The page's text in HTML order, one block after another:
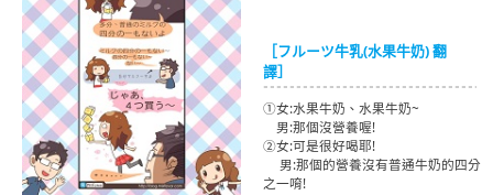
［フルーツ牛乳(水果牛奶) 翻
譯］
①女:水果牛奶、水果牛奶~
男:那個沒營養喔!
②女:可是很好喝耶!
男:那個的營養沒有普通牛奶的四分
之一唷!